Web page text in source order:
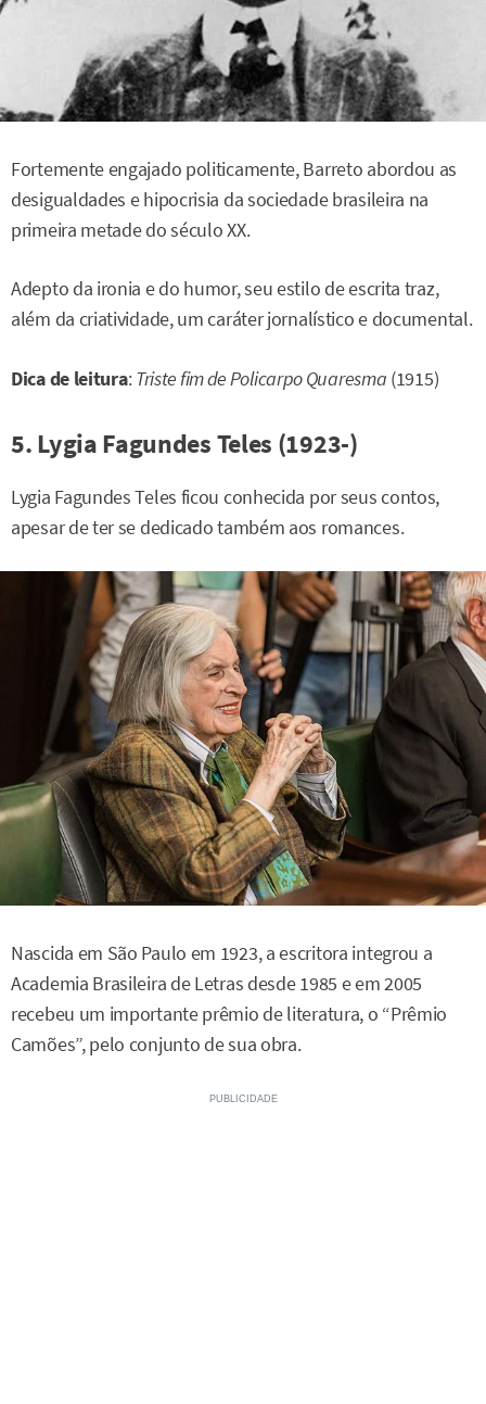
Fortemente engajado politicamente, Barreto abordou as
desigualdades e hipocrisia da sociedade brasileira na
primeira metade do século XX.
Adepto da ironia e do humor, seu estilo de escrita traz,
além da criatividade, um caráter jornalístico e documental.
Dica de leitura:Triste fim de Policarpo Quaresma (1915)
5. Lygia Fagundes Teles (1923-)
Lygia Fagundes Teles ficou conhecida por seus contos,
apesar de ter se dedicado também aos romances.
Nascida em São Paulo em 1923, a escritora integrou a
Academia Brasileira de Letras desde 1985 e em 2005
recebeu um importante prêmio de literatura, o “Prêmio
Camões”, pelo conjunto de sua obra.